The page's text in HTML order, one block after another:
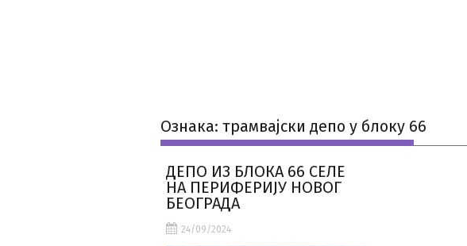
Ознака:трамвајски депо у блоку 66
ДЕПО ИЗ БЛОКА 66 СЕЛЕ
НА ПЕРИФЕРИЈУ НОВОГ
БЕОГРАДА
24/09/2024